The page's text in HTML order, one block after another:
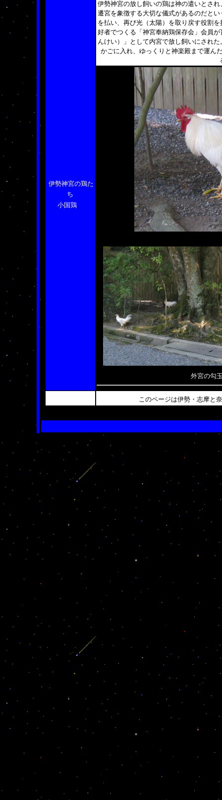
伊勢神宮の鶏た
ち
小国鶏
伊勢神宮の放し飼いの鶏は神の遣いとさ
遷宮を象徴する大切な儀式があるのだとい
を払い、再び光（太陽）を取り戻す役割
好者でつくる「神宮奉納鶏保存会」会員
んけい）」として内宮で放し飼いにされ
かごに入れ、ゆっくりと神楽殿まで運ん
外宮の勾
このページは伊勢・志摩と